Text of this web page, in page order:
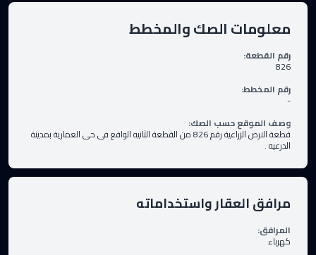
معلومات الصك والمخطط
رقم القطعة:
826
رقم المخطط:
-
وصف الموقع حسب الصك:
قطعة الارض الزراعية رقم 826 من القطعة الثانيه الواقع فى حى العمارية بمدينة
الدرعيه .
مرافق العقار واستخداماته
المرافق:
كهرباء